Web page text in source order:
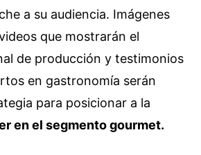
a su audiencia. Imágenes
que mostrarán el
de producción y testimonios
en gastronomía serán
para posicionar a la
en el segmento gourmet.